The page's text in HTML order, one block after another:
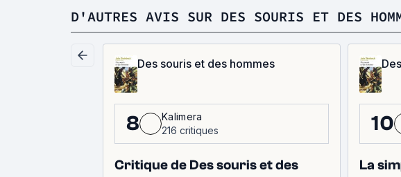
D'AUTRES AVIS SUR DES SOURIS ET DES
Des souris et des hommes
8
Kalimera
216 critiques
Critique de Des souris et des
10
La